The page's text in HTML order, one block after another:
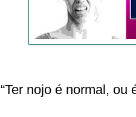
“Ter nojo é normal, ou